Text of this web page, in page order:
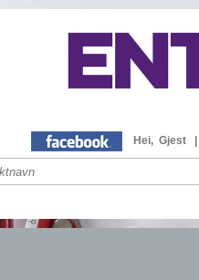
Hei, Gjest